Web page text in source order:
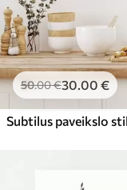
50.00€30.00 €